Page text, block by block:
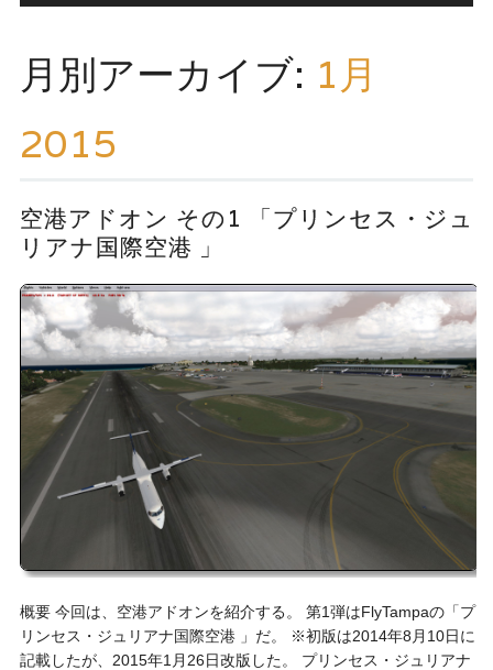
ツ
へ
キ
月別アーカイブ: 1月
2015
空港アドオン その1 「プリンセス・ジュ
リアナ国際空港 」
概要 今回は、空港アドオンを紹介する。 第1弾はFlyTampaの「プ
リンセス・ジュリアナ国際空港 」だ。 ※初版は2014年8月10日に
記載したが、2015年1月26日改版した。 プリンセス・ジュリアナ